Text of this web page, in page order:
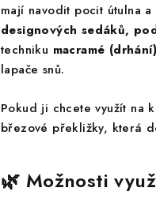
mají navodit pocit útulna
designových sedáků,
techniku macramé (drhání)
lapače snů.
Pokud ji chcete využít na
březové překližky, která
🌿 Možnosti